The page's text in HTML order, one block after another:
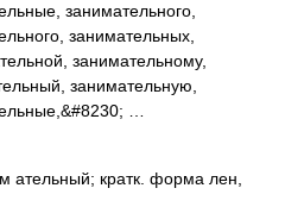
занимательного,
занимательных,
занимательному,
занимательную,
…
ательный; кратк. форма лен,